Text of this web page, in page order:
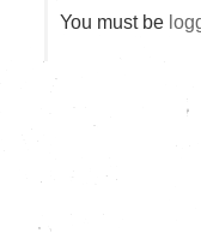
You must be